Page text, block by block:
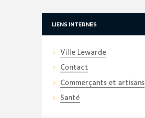
LIENS INTERNES
Ville Lewarde
Contact
Commerçants et artisans
Santé